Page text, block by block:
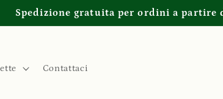
Spedizione gratuita per ordini a partire
Contattaci